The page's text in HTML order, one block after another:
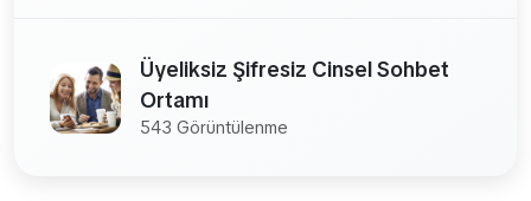
Üyeliksiz Şifresiz Cinsel Sohbet
Ortamı
543 Görüntülenme